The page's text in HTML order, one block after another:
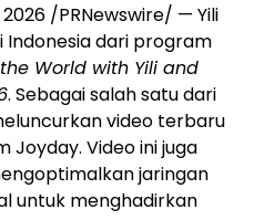
/PRNewswire/ — Yili
Indonesia dari program
World with Yili and
. Sebagai salah satu dari
video terbaru
Joyday. Video ini juga
jaringan
untuk menghadirkan